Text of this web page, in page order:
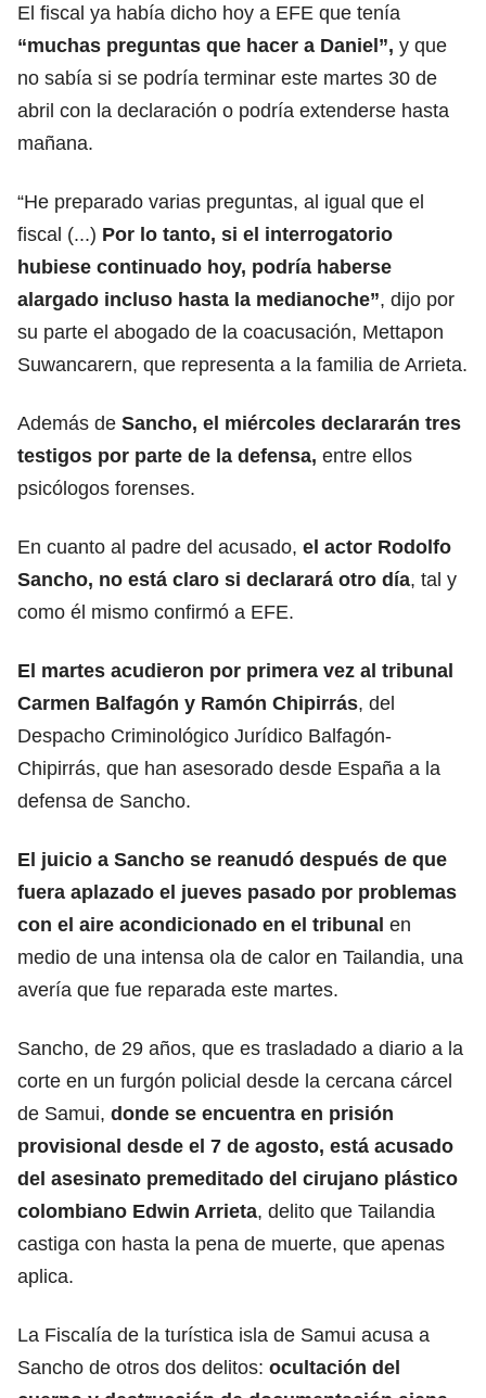
El fiscal ya había dicho hoy a EFE que tenía
“muchas preguntas que hacer a Daniel”, y que
no sabía si se podría terminar este martes 30 de
abril con la declaración o podría extenderse hasta
mañana.
“He preparado varias preguntas, al igual que el
fiscal (...) Por lo tanto, si el interrogatorio
hubiese continuado hoy, podría haberse
alargado incluso hasta la medianoche”, dijo por
su parte el abogado de la coacusación, Mettapon
Suwancarern, que representa a la familia de Arrieta.
Además de Sancho, el miércoles declararán tres
testigos por parte de la defensa, entre ellos
psicólogos forenses.
En cuanto al padre del acusado, el actor Rodolfo
Sancho, no está claro si declarará otro día, tal y
como él mismo confirmó a EFE.
El martes acudieron por primera vez al tribunal
Carmen Balfagón y Ramón Chipirrás, del
Despacho Criminológico Jurídico Balfagón-
Chipirrás, que han asesorado desde España a la
defensa de Sancho.
El juicio a Sancho se reanudó después de que
fuera aplazado el jueves pasado por problemas
con el aire acondicionado en el tribunal en
medio de una intensa ola de calor en Tailandia, una
avería que fue reparada este martes.
Sancho, de 29 años, que es trasladado a diario a la
corte en un furgón policial desde la cercana cárcel
de Samui, donde se encuentra en prisión
provisional desde el 7 de agosto, está acusado
del asesinato premeditado del cirujano plástico
colombiano Edwin Arrieta, delito que Tailandia
castiga con hasta la pena de muerte, que apenas
aplica.
La Fiscalía de la turística isla de Samui acusa a
Sancho de otros dos delitos: ocultación del